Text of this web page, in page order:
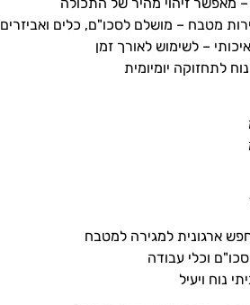
מטבח – מושלם לסכו"ם, כלים ואביזרים
– לשימוש לאורך זמן
לתחזוקה יומיומית
ארגונית למגירה למטבח
וכלי עבודה
נוח ויעיל